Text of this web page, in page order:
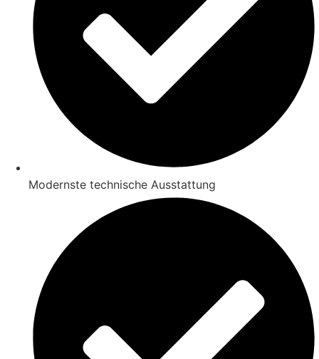
Modernste technische Ausstattung